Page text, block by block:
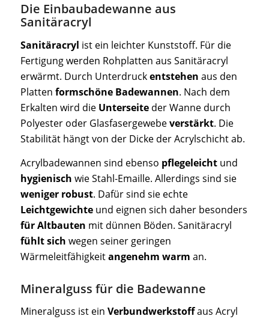
Die Einbaubadewanne aus
Sanitäracryl
Sanitäracryl ist ein leichter Kunststoff. Für die
Fertigung werden Rohplatten aus Sanitäracryl
erwärmt. Durch Unterdruckentstehen aus den
Platten formschöne Badewannen. Nach dem
Erkalten wird die Unterseiteder Wanne durch
Polyester oder Glasfasergewebeverstärkt. Die
Stabilität hängt von der Dicke der Acrylschicht ab.
Acrylbadewannen sind ebenso pflegeleichtund
hygienisch wie Stahl-Emaille. Allerdings sind sie
weniger robust. Dafür sind sie echte
Leichtgewichteund eignen sich daher besonders
für Altbauten mit dünnen Böden. Sanitäracryl
fühlt sich wegen seiner geringen
Wärmeleitfähigkeitangenehm warm an.
Mineralguss für die Badewanne
Mineralguss ist ein Verbundwerkstoffaus Acryl